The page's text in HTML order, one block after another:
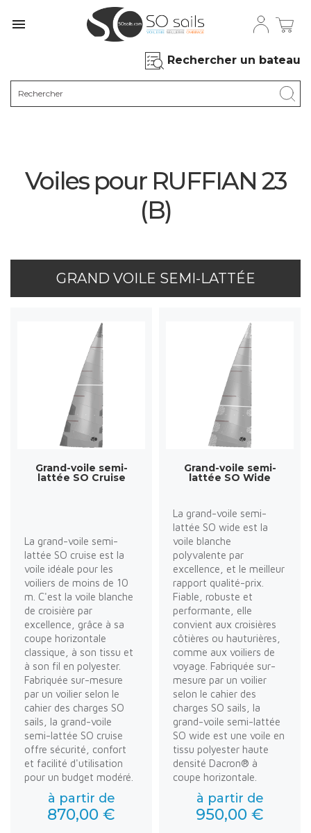

Rechercher un bateau
Voiles pour RUFFIAN 23
(B)
GRAND VOILE SEMI-LATTÉE
Grand-voile semi-
lattée SO Cruise
La grand-voile semi-
lattée SO cruise est la
voile idéale pour les
voiliers de moins de 10
m. C'est la voile blanche
de croisière par
excellence, grâce à sa
coupe horizontale
classique, à son tissu et
à son fil en polyester.
Fabriquée sur-mesure
par un voilier selon le
cahier des charges SO
sails, la grand-voile
semi-lattée SO cruise
offre sécurité, confort
et facilité d'utilisation
pour un budget modéré.
à partir de
870,00 €
Grand-voile semi-
lattée SO Wide
La grand-voile semi-
lattée SO wide est la
voile blanche
polyvalente par
excellence, et le meilleur
rapport qualité-prix.
Fiable, robuste et
performante, elle
convient aux croisières
côtières ou hauturières,
comme aux voiliers de
voyage. Fabriquée sur-
mesure par un voilier
selon le cahier des
charges SO sails, la
grand-voile semi-lattée
SO wide est une voile en
tissu polyester haute
densité Dacron® à
coupe horizontale.
à partir de
950,00 €